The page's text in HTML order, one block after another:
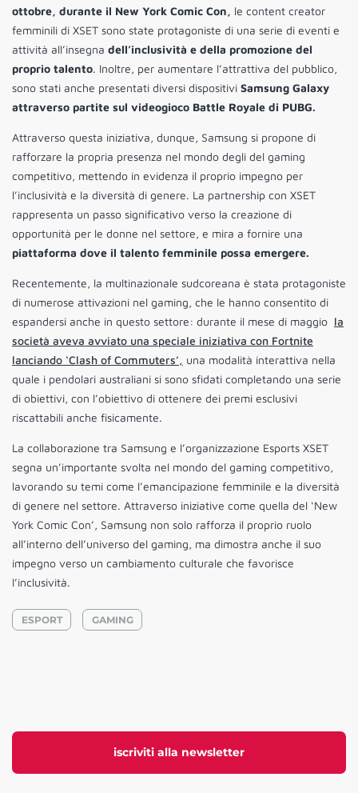
iscriviti alla newsletter
ottobre, durante il New York Comic Con, le content creator
femminili di XSET sono state protagoniste di una serie di eventi e
attività all’insegna dell’inclusività e della promozione del
proprio talento. Inoltre, per aumentare l’attrattiva del pubblico,
sono stati anche presentati diversi dispositivi Samsung Galaxy
attraverso partite sul videogioco Battle Royale di PUBG.
Attraverso questa iniziativa, dunque, Samsung si propone di
rafforzare la propria presenza nel mondo degli del gaming
competitivo, mettendo in evidenza il proprio impegno per
l’inclusività e la diversità di genere. La partnership con XSET
rappresenta un passo significativo verso la creazione di
opportunità per le donne nel settore, e mira a fornire una
piattaforma dove il talento femminile possa emergere.
Recentemente, la multinazionale sudcoreana è stata protagoniste
di numerose attivazioni nel gaming, che le hanno consentito di
espandersi anche in questo settore: durante il mese di maggio la
società aveva avviato una speciale iniziativa con Fortnite
lanciando ‘Clash of Commuters’, una modalità interattiva nella
quale i pendolari australiani si sono sfidati completando una serie
di obiettivi, con l’obiettivo di ottenere dei premi esclusivi
riscattabili anche fisicamente.
La collaborazione tra Samsung e l’organizzazione Esports XSET
segna un’importante svolta nel mondo del gaming competitivo,
lavorando su temi come l’emancipazione femminile e la diversità
di genere nel settore. Attraverso iniziative come quella del ‘New
York Comic Con’, Samsung non solo rafforza il proprio ruolo
all’interno dell’universo del gaming, ma dimostra anche il suo
impegno verso un cambiamento culturale che favorisce
l’inclusività.
ESPORT GAMING